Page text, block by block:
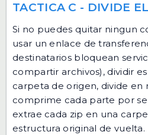
TACTICA C - DIVIDE
Si no puedes quitar ningun
usar un enlace de
destinatarios bloquean
compartir archivos), dividir
carpeta de origen, divide en
comprime cada parte por
extrae cada zip en una
estructura original de vuelta.